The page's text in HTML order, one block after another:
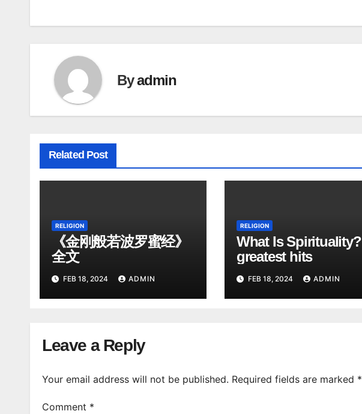
Byadmin
Related Post
RELIGION
《金刚般若波罗蜜经》
全文
FEB 18, 2024 ADMIN
RELIGION
What Is Spirituality?
greatest hits
FEB 18, 2024 ADMIN
Leave a Reply
Your email address will not be published. Required fields are marked *
Comment *